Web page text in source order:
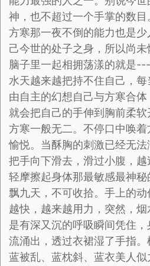
神，也不超过一个手掌的数
方寒那一夜不倒的能力也是
己今世的处子之身，所以尚
脑子里一起相拥荡漾的就是
水天越来越把持不住自己，
由自主的幻想自己与方寒合
就会把自己的手伸到胸前柔
方寒一般无二。不停口中唤
愉悦。当酥胸的刺激已经无
把手向下滑去，滑过小腹，
轻摩擦起身体那最敏感最神
飘九天，不可收拾。手上的
越快，越来越用力，突然，
是有深又沉的呼吸瞬间凭住
流涌出，透过衣裙湿了手指。
蓝被乱、蓝枕斜、蓝衣美人